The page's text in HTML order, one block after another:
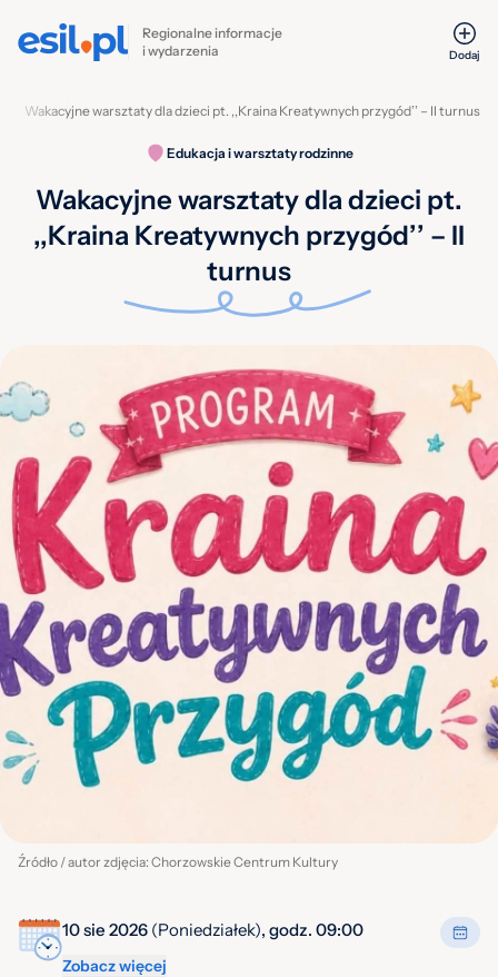
Regionalne informacje
i wydarzenia
Dodaj
Wakacyjne warsztaty dla dzieci pt. ,,Kraina Kreatywnych przygód’’ – II turnus
Edukacja i warsztaty rodzinne
Wakacyjne warsztaty dla dzieci pt.
,,Kraina Kreatywnych przygód’’ – II
turnus
Źródło / autor zdjęcia: Chorzowskie Centrum Kultury
10 sie 2026 (Poniedziałek), godz. 09:00
Zobacz więcej